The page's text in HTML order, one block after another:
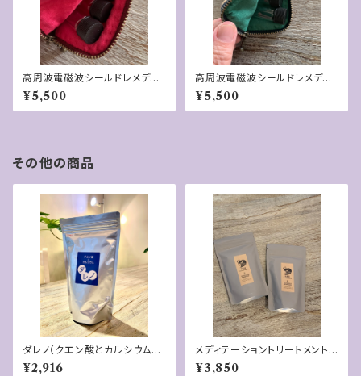
高周波電磁波シールドレメディ
ーポーチ
¥5,500
高周波電磁波シールドレメディ
ーポーチミニ
¥5,500
その他の商品
ダレノ（クエン酸とカルシウム）3
0砲入
¥2,916
メディテーショントリートメント
詰め替え100g
¥3,850